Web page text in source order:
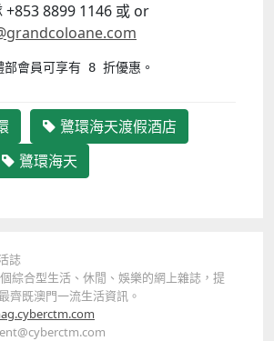
+853 8899 1146 或 or
部會員可享有 8 折優惠。
鷺環海天渡假酒店
鷺環海天
誌
綜合型生活、休閒、娛樂的網上雜誌，提
齊既澳門一流生活資訊。